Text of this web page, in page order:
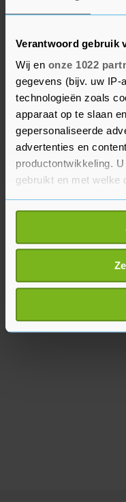
Verantwoord gebruik
Wij en onze 1022
gegevens (bijv. uw IP-
technologieën zoals
apparaat op te slaan
gepersonaliseerde
advertenties en
productontwikkeling.
gebruikt en met welke
Als u het toestaat,
Informatie
locatie, die tot
Uw apparaat
scannen op
Lees meer over hoe
verwerkt en stel uw
U kunt uw
Andere
Amerikaanse versie
abonnementen
binnen te halen.
goedkoper
Of de plannen
zoals het nu lijkt, is
wel eerder
nu te zien is op de
meegaat naar het